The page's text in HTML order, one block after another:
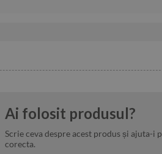
Ai folosit produsul?
Scrie ceva despre acest produs și ajuta-i
corecta.